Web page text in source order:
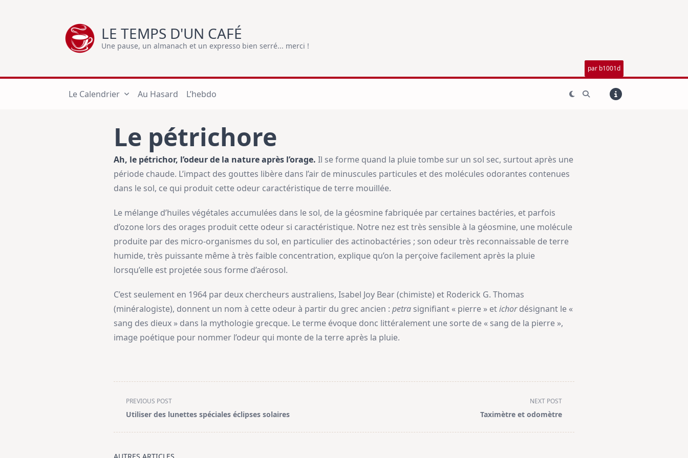
LE TEMPS D'UN CAFÉ
Une pause, un almanach et un expresso bien serré... merci !
par b1001d
Le Calendrier Au Hasard L’hebdo
Le pétrichore
Ah, le pétrichor, l’odeur de la nature après l’orage. Il se forme quand la pluie tombe sur un sol sec, surtout après une
période chaude. L’impact des gouttes libère dans l’air de minuscules particules et des molécules odorantes contenues
dans le sol, ce qui produit cette odeur caractéristique de terre mouillée.
Le mélange d’huiles végétales accumulées dans le sol, de la géosmine fabriquée par certaines bactéries, et parfois
d’ozone lors des orages produit cette odeur si caractéristique. Notre nez est très sensible à la géosmine, une molécule
produite par des micro-organismes du sol, en particulier des actinobactéries ; son odeur très reconnaissable de terre
humide, très puissante même à très faible concentration, explique qu’on la perçoive facilement après la pluie
lorsqu’elle est projetée sous forme d’aérosol.
C’est seulement en 1964 par deux chercheurs australiens, Isabel Joy Bear (chimiste) et Roderick G. Thomas
(minéralogiste), donnent un nom à cette odeur à partir du grec ancien : petra signifiant « pierre » etichordésignant le «
sang des dieux » dans la mythologie grecque. Le terme évoque donc littéralement une sorte de « sang de la pierre »,
image poétique pour nommer l’odeur qui monte de la terre après la pluie.
<span
class="nav-
PREVIOUS POST
Utiliser des lunettes spéciales éclipses solaires
NEXT POST
Taximètre et odomètre